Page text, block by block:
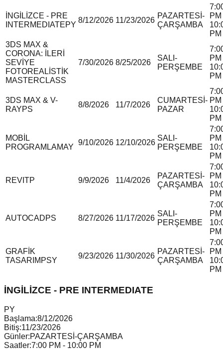
İNGİLİZCE - PRE
INTERMEDIATEPY
8/12/2026 11/23/2026
PAZARTESİ-
ÇARŞAMBA
PM
PM
3DS MAX &
CORONA: İLERİ
SEVİYE
FOTOREALİSTİK
MASTERCLASS
7/30/2026 8/25/2026
SALI-
PERŞEMBE
PM
PM
3DS MAX & V-
RAYPS
8/8/2026 11/7/2026
CUMARTESİ-
PAZAR
PM
PM
MOBİL
PROGRAMLAMAY
9/10/2026 12/10/2026
SALI-
PERŞEMBE
PM
PM
REVITP 9/9/2026 11/4/2026
PAZARTESİ-
ÇARŞAMBA
PM
PM
AUTOCADPS 8/27/2026 11/17/2026
SALI-
PERŞEMBE
PM
PM
GRAFİK
TASARIM PSY
9/23/2026 11/30/2026
PAZARTESİ-
ÇARŞAMBA
PM
PM
İNGİLİZCE - PRE INTERMEDIATE
PY
Başlama:8/12/2026
Bitiş:11/23/2026
Günler:PAZARTESİ-ÇARŞAMBA
Saatler:7:00 PM - 10:00 PM